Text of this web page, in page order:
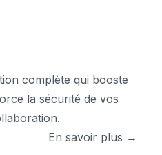
complète qui booste
la sécurité de vos
En savoir plus →